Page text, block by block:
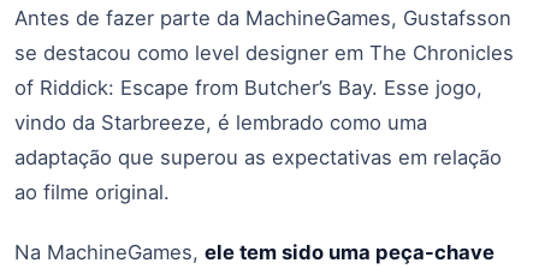
Antes de fazer parte da MachineGames, Gustafsson
se destacou como level designer em The Chronicles
of Riddick: Escape from Butcher’s Bay. Esse jogo,
vindo da Starbreeze, é lembrado como uma
adaptação que superou as expectativas em relação
ao filme original.
Na MachineGames, ele tem sido uma peça-chave